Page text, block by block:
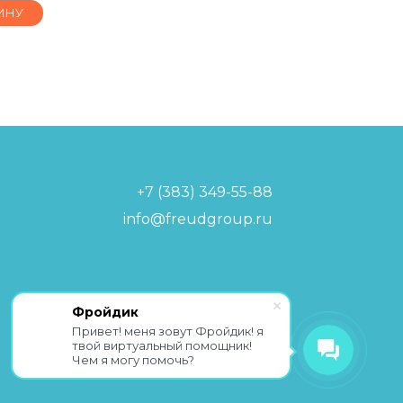
Фройдик
Привет! меня зовут Фройдик! я
твой виртуальный помощник!
Чем я могу помочь?
+7 (383) 349-55-88
info@freudgroup.ru
персональных данных